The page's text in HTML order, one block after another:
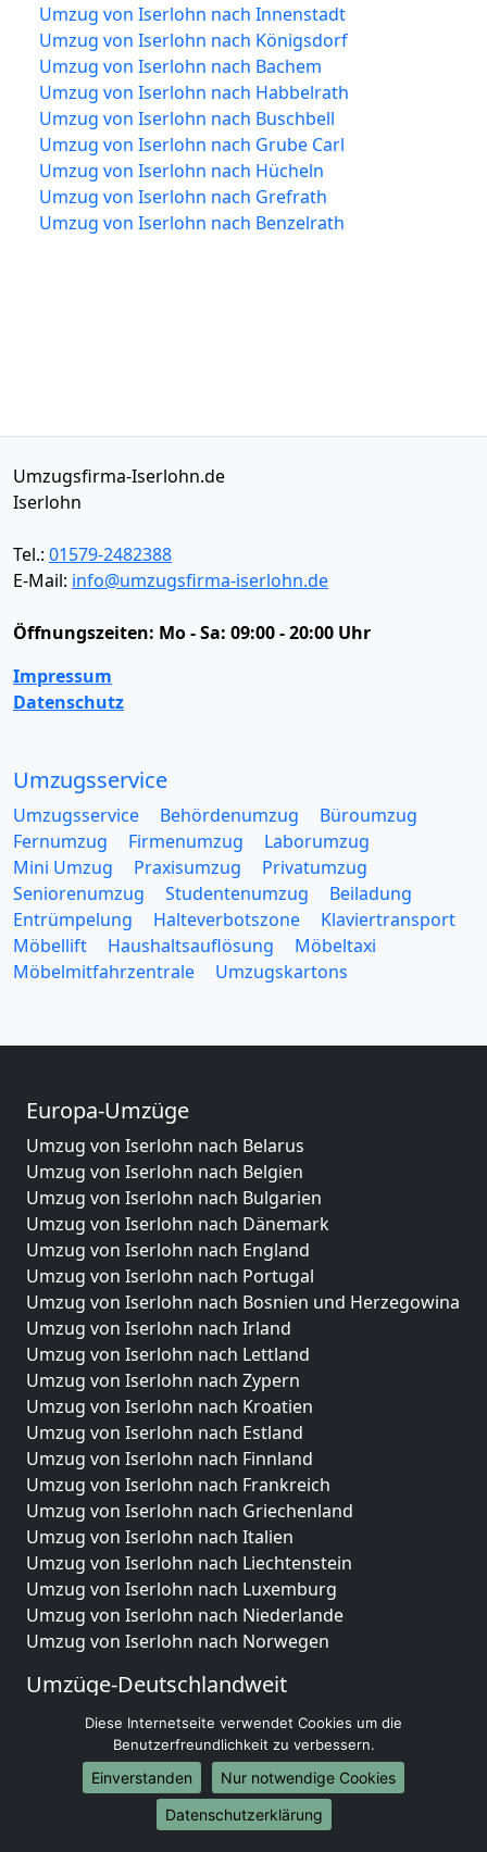
Umzug von Iserlohn nach Innenstadt
Umzug von Iserlohn nach Königsdorf
Umzug von Iserlohn nach Bachem
Umzug von Iserlohn nach Habbelrath
Umzug von Iserlohn nach Buschbell
Umzug von Iserlohn nach Grube Carl
Umzug von Iserlohn nach Hücheln
Umzug von Iserlohn nach Grefrath
Umzug von Iserlohn nach Benzelrath
Umzugsfirma-Iserlohn.de
Iserlohn
Tel.: 01579-2482388
E-Mail: info@umzugsfirma-iserlohn.de
Öffnungszeiten: Mo - Sa: 09:00 - 20:00 Uhr
Impressum
Datenschutz
Umzugsservice
Umzugsservice Behördenumzug
Büroumzug
Fernumzug
Firmenumzug
Laborumzug
Mini Umzug
Praxisumzug
Privatumzug
Seniorenumzug
Studentenumzug
Beiladung
Entrümpelung
Halteverbotszone
Klaviertransport
Möbellift
Haushaltsauflösung
Möbeltaxi
Möbelmitfahrzentrale
Umzugskartons
Europa-Umzüge
Umzug von Iserlohn nach Belarus
Umzug von Iserlohn nach Belgien
Umzug von Iserlohn nach Bulgarien
Umzug von Iserlohn nach Dänemark
Umzug von Iserlohn nach England
Umzug von Iserlohn nach Portugal
Umzug von Iserlohn nach Bosnien und Herzegowina
Umzug von Iserlohn nach Irland
Umzug von Iserlohn nach Lettland
Umzug von Iserlohn nach Zypern
Umzug von Iserlohn nach Kroatien
Umzug von Iserlohn nach Estland
Umzug von Iserlohn nach Finnland
Umzug von Iserlohn nach Frankreich
Umzug von Iserlohn nach Griechenland
Umzug von Iserlohn nach Italien
Umzug von Iserlohn nach Liechtenstein
Umzug von Iserlohn nach Luxemburg
Umzug von Iserlohn nach Niederlande
Umzug von Iserlohn nach Norwegen
Umzüge-Deutschlandweit
Umzug von Iserlohn nach Berlin
Umzug von Iserlohn nach Hamburg
Umzug von Iserlohn nach München
Umzug von Iserlohn nach Köln
Umzug von Iserlohn nach Frankfurt am Main
Diese Internetseite verwendet Cookies um die
Benutzerfreundlichkeit zu verbessern.
Einverstanden
Nur notwendige Cookies
Datenschutzerklärung